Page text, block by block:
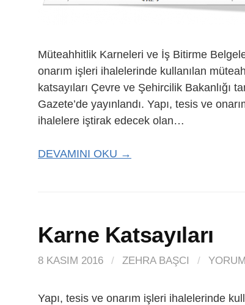
Müteahhitlik Karneleri ve İş Bitirme
onarım işleri ihalelerinde kullanılan
katsayıları Çevre ve Şehircilik Bakanlığı
Gazete’de yayınlandı. Yapı, tesis ve
ihalelere iştirak edecek olan…
DEVAMINI OKU →
Karne Katsayıları
8 KASIM 2016 / ZEHRA BAŞCI /
Yapı, tesis ve onarım işleri ihalelerinde